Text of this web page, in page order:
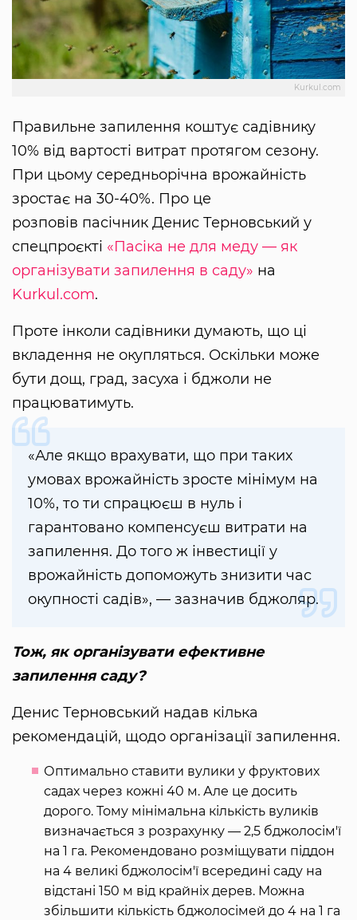
Kurkul.com
Правильне запилення коштує садівнику
10% від вартості витрат протягом сезону.
При цьому середньорічна врожайність
зростає на 30-40%. Про це
розповів пасічник Денис Терновський у
спецпроєкті «Пасіка не для меду — як
організувати запилення в саду» на
Kurkul.com.
Проте інколи садівники думають, що ці
вкладення не окупляться. Оскільки може
бути дощ, град, засуха і бджоли не
працюватимуть.
«Але якщо врахувати, що при таких
умовах врожайність зросте мінімум на
10%, то ти спрацюєш в нуль і
гарантовано компенсуєш витрати на
запилення. До того ж інвестиції у
врожайність допоможуть знизити час
окупності садів», — зазначив бджоляр.
Тож, як організувати ефективне
запилення саду?
Денис Терновський надав кілька
рекомендацій, щодо організації запилення.
Оптимально ставити вулики у фруктових
садах через кожні 40 м. Але це досить
дорого. Тому мінімальна кількість вуликів
визначається з розрахунку — 2,5 бджолосім'ї
на 1 га. Рекомендовано розміщувати піддон
на 4 великі бджолосім'ї всередині саду на
відстані 150 м від крайніх дерев. Можна
збільшити кількість бджолосімей до 4 на 1 га